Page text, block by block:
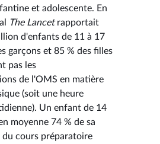
et adolescente. En
The Lancetrapportait
d'enfants de 11 à 17
garçons et 85 % des filles
pas les
de l'OMS en matière
(soit une heure
Un enfant de 14
moyenne 74 % de sa
du cours préparatoire